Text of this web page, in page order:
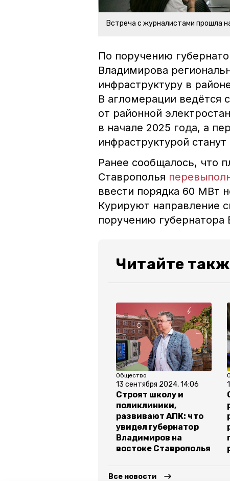
Встреча с журналистами прошла
По поручению
Владимирова
инфраструктуру в
В агломерации ведётся
от районной
в начале 2025 года, а
инфраструктурой
Ранее сообщалось, что
Ставрополья
ввести порядка 60 МВт
Курируют направление
поручению
Читайте
Общество
13 сентября 2024, 14:06
Строят школу и
поликлиники,
развивают АПК: что
увидел губернатор
Владимиров на
востоке Ставрополья
Все новости